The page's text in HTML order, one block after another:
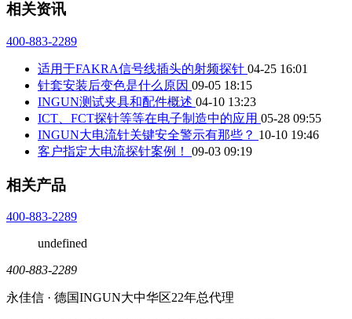
相关资讯
400-883-2289
适用于FAKRA信号线插头的射频探针 04-25 16:01
针套安装后变色是什么原因 09-05 18:15
INGUN测试夹具和配件概述 04-10 13:23
ICT、FCT探针等等在电子制造中的应用 05-28 09:55
INGUN大电流针关键安全警示有那些？ 10-10 19:46
客户指定大电流探针案例！ 09-03 09:19
相关产品
400-883-2289
undefined
400-883-2289
永佳信 · 德国INGUN大中华区22年总代理